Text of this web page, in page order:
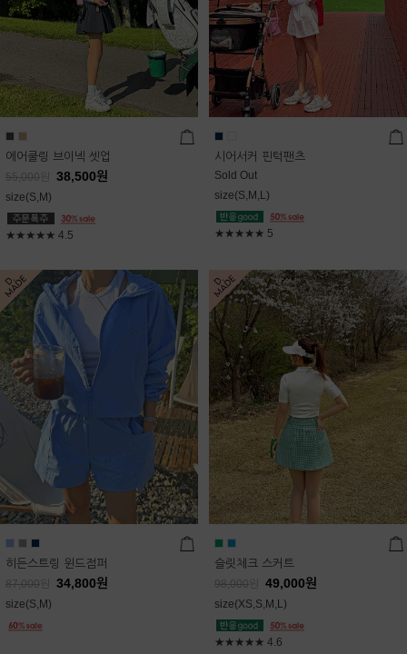
에어쿨링 브이넥 셋업
55,000 38,500원
size(S,M)
★★★★★ 4.5
시어서커 핀턱팬츠
Sold Out
size(S,M,L)
★★★★★ 5
히든스트링 윈드점퍼
87,000 34,800원
size(S,M)
슬릿체크 스커트
98,000 49,000원
size(XS,S,M,L)
★★★★★ 4.6